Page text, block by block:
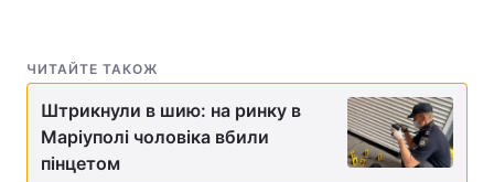
ЧИТАЙТЕ ТАКОЖ
Штрикнули в шию: на ринку в
Маріуполі чоловіка вбили
пінцетом